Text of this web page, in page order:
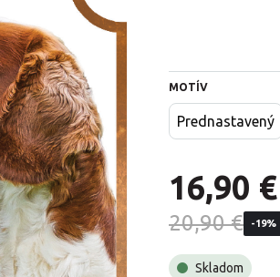
MOTÍV
Prednastavený
16,90 €
20,90 € -19%
Skladom